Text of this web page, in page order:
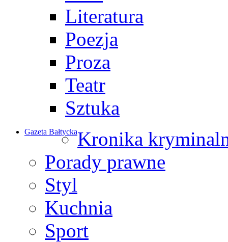
Literatura
Poezja
Proza
Teatr
Sztuka
Gazeta BałtyckaKronika
Porady prawne
Styl
Kuchnia
Sport